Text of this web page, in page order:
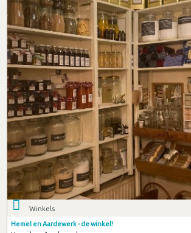
Winkels
Hemel en Aardewerk - de winkel!